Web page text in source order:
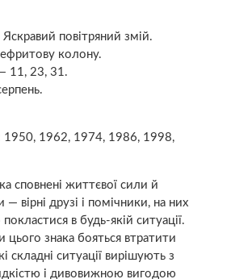
повітряний змій.
колону.
11, 23, 31.
1950, 1962, 1974, 1986, 1998,
сповнені життєвої сили й
вірні друзі і помічники, на них
в будь-якій ситуації.
знака бояться втратити
складні ситуації вирішують з
і дивовижною вигодою